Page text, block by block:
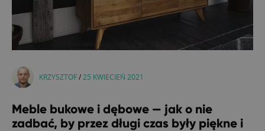
KRZYSZTOF/ 25 KWIECIEŃ 2021
Meble bukowe i dębowe — jak o nie
zadbać, by przez długi czas były piękne i